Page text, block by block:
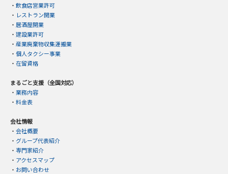
・ 飲食店営業許可
・ レストラン開業
・ 居酒屋開業
・ 建設業許可
・ 産業廃棄物収集運搬業
・ 個人タクシー事業
・ 在留資格
まるごと支援（全国対応）
・ 業務内容
・ 料金表
会社情報
・ 会社概要
・ グループ代表紹介
・ 専門家紹介
・ アクセスマップ
・ お問い合わせ